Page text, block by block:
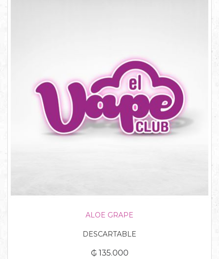
ALOE GRAPE
DESCARTABLE
₲ 135.000